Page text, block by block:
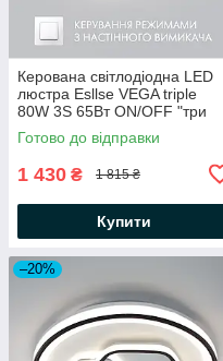
Керована світлодіодна LED
люстра Esllse VEGA triple
80W 3S 65Вт ON/OFF "три
квадрати" біла
470х470х62мм WHITE/WHITE
Готово до відправки
1 430 ₴ 1 815 ₴
Купити
–20%